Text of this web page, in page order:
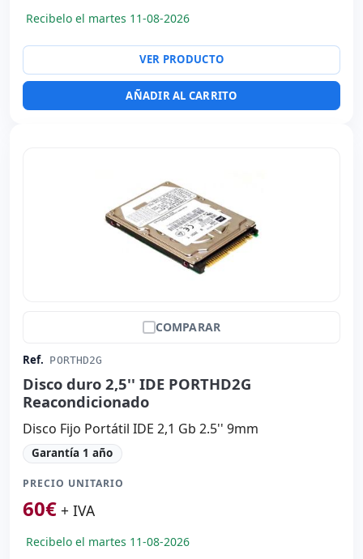
Recibelo el martes 11-08-2026
VER PRODUCTO
AÑADIR AL CARRITO
COMPARAR
Ref. PORTHD2G
Disco duro 2,5'' IDE PORTHD2G
Reacondicionado
Disco Fijo Portátil IDE 2,1 Gb 2.5'' 9mm
Garantía 1 año
PRECIO UNITARIO
60€ + IVA
Recibelo el martes 11-08-2026